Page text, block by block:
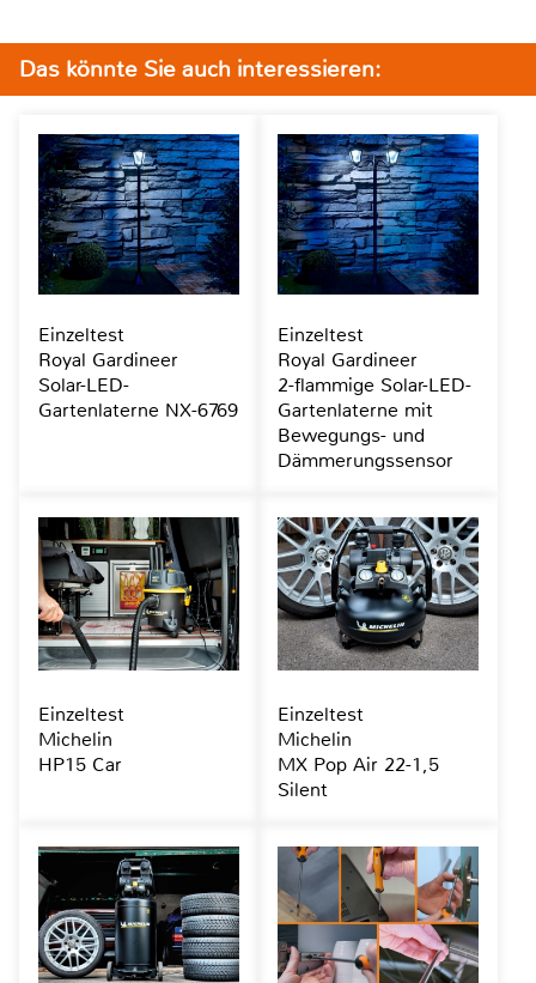
Das könnte Sie auch interessieren:
Einzeltest
Royal Gardineer
Solar-LED-
Gartenlaterne NX-6769
Einzeltest
Royal Gardineer
2-flammige Solar-LED-
Gartenlaterne mit
Bewegungs- und
Dämmerungssensor
Einzeltest
Michelin
HP15 Car
Einzeltest
Michelin
MX Pop Air 22-1,5
Silent